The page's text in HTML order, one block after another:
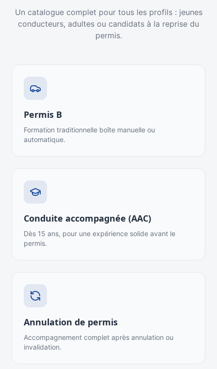
Un catalogue complet pour tous les profils : jeunes
conducteurs, adultes ou candidats à la reprise du
permis.
Permis B
Formation traditionnelle boîte manuelle ou
automatique.
Conduite accompagnée (AAC)
Dès 15 ans, pour une expérience solide avant le
permis.
Annulation de permis
Accompagnement complet après annulation ou
invalidation.